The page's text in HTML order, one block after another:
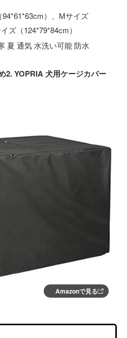
）、Mサイズ
ズ（124*79*84cm）
夏 通気 水洗い可能 防水
2. YOPRIA 犬用ケージカバー
Amazonで見る